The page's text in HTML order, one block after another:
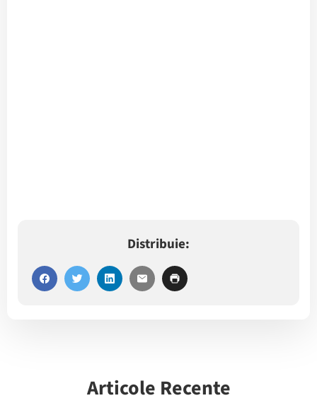
Distribuie:
Articole Recente